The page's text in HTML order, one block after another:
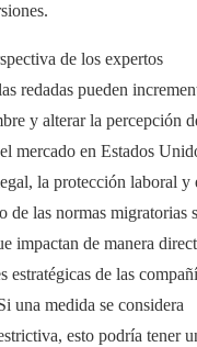
de los expertos
redadas pueden
y alterar la percepción
mercado en Estados
la protección laboral y
de las normas migratorias
impactan de manera
estratégicas de las
una medida se considera
esto podría tener